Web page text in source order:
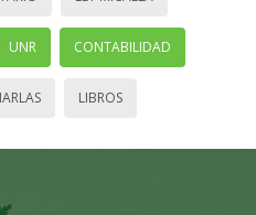
UNR CONTABILIDAD
LIBROS